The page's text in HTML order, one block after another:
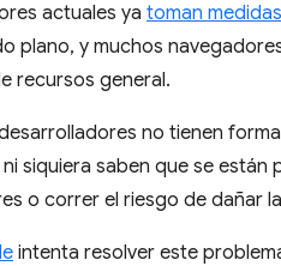
actuales ya toman
plano, y muchos
recursos general.
no tienen
siquiera saben que se
o correr el riesgo de dañar
intenta resolver este